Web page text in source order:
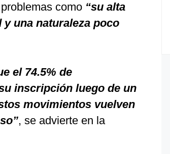
como “su alta
una naturaleza poco
el 74.5% de
inscripción luego de un
movimientos vuelven
”, se advierte en la